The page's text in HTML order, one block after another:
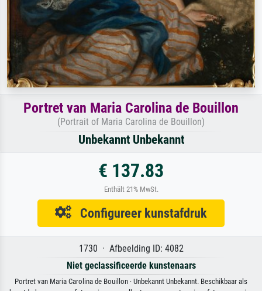
Portret van Maria Carolina de Bouillon
(Portrait of Maria Carolina de Bouillon)
Unbekannt Unbekannt
€ 137.83
Enthält 21% MwSt.
Configureer kunstafdruk
1730 · Afbeelding ID: 4082
Niet geclassificeerde kunstenaars
Portret van Maria Carolina de Bouillon · Unbekannt Unbekannt. Beschikbaar als